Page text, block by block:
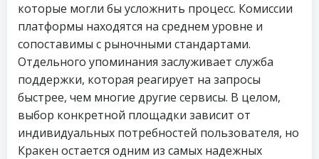
которые могли бы усложнить процесс. Комиссии
платформы находятся на среднем уровне и
сопоставимы с рыночными стандартами.
Отдельного упоминания заслуживает служба
поддержки, которая реагирует на запросы
быстрее, чем многие другие сервисы. В целом,
выбор конкретной площадки зависит от
индивидуальных потребностей пользователя, но
Кракен остается одним из самых надежных